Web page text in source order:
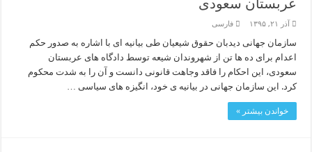
عربستان سعودی
آذر ۲۱, ۱۳۹۵ فارسی
سازمان جهانی دیدبان حقوق شیعیان طی بیانیه ای با اشاره به صدور حکم
اعدام برای ده ها تن از شهروندان شیعه توسط دادگاه های عربستان
سعودی، این احکام را فاقد وجاهت قانونی دانست و آن را به شدت محکوم
کرد. این سازمان جهانی در بیانیه ی خود، انگیزه های سیاسی …
خواندن بیشتر »